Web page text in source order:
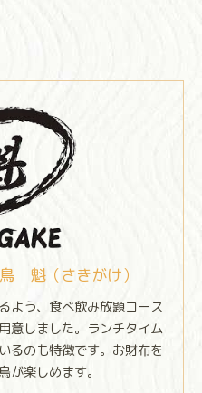
魁（さきがけ）
よう、食べ飲み放題コース
意しました。ランチタイム
るのも特徴です。お財布を
が楽しめます。